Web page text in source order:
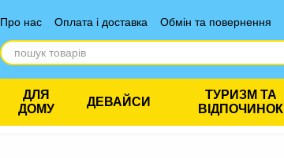
Про нас Оплата і доставка Обмін та повернення
Відгуки про магазин
ДЛЯ
ДОМУ
ДЕВАЙСИ
ТУРИЗМ ТА
ВІДПОЧИНОК